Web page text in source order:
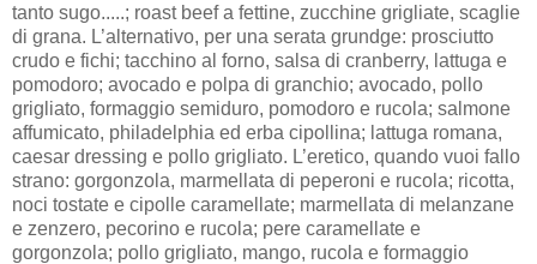
tanto sugo.....; roast beef a fettine, zucchine grigliate, scaglie
di grana. L’alternativo, per una serata grundge: prosciutto
crudo e fichi; tacchino al forno, salsa di cranberry, lattuga e
pomodoro; avocado e polpa di granchio; avocado, pollo
grigliato, formaggio semiduro, pomodoro e rucola; salmone
affumicato, philadelphia ed erba cipollina; lattuga romana,
caesar dressing e pollo grigliato. L’eretico, quando vuoi fallo
strano: gorgonzola, marmellata di peperoni e rucola; ricotta,
noci tostate e cipolle caramellate; marmellata di melanzane
e zenzero, pecorino e rucola; pere caramellate e
gorgonzola; pollo grigliato, mango, rucola e formaggio